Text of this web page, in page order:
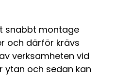
snabbt montage
och därför krävs
verksamheten vid
ytan och sedan kan